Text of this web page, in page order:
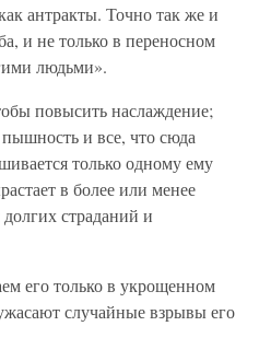
антракты. Точно так же и
и не только в переносном
людьми».
повысить наслаждение;
и все, что сюда
только одному ему
в более или менее
страданий и
его только в укрощенном
случайные взрывы его